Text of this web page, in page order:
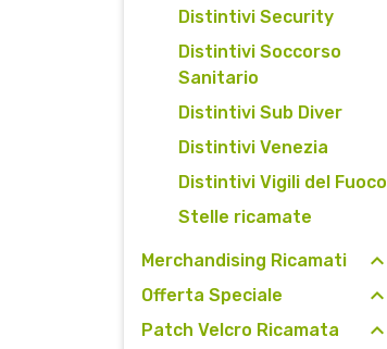
Distintivi Security
Distintivi Soccorso
Sanitario
Distintivi Sub Diver
Distintivi Venezia
Distintivi Vigili del Fuoco
Stelle ricamate
Merchandising Ricamati
Offerta Speciale
Patch Velcro Ricamata